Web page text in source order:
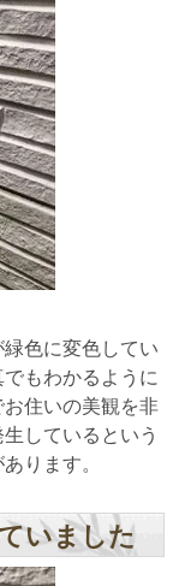
色に変色してい
もわかるように
住いの美観を非
しているという
ります。
いました